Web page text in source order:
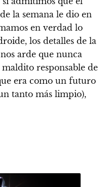
la semana le dio en
en verdad lo
los detalles de la
arde que nunca
responsable de
era como un futuro
tanto más limpio),